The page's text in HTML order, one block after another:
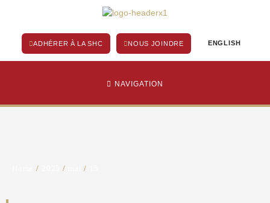
contenu
ADHÉRER À LA SHC NOUS JOINDRE ENGLISH
NAVIGATION
/ / /